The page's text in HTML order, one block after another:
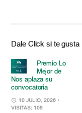
Dale Click si te gusta
Premio Lo
Mejor de
Nos aplaza su
convocatoria
10 JULIO, 2026 •
VISITAS: 105